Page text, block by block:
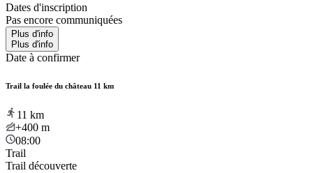
Dates d'inscription
Pas encore communiquées
Plus d'info
Plus d'info
Date à confirmer
Trail la foulée du château 11 km
11 km
+400 m
08:00
Trail
Trail découverte